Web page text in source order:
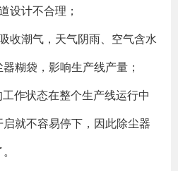
设计不合理；
收潮气，天气阴雨、空气含水
糊袋，影响生产线产量；
作状态在整个生产线运行中
就不容易停下，因此除尘器